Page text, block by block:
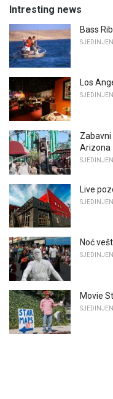
Intresting news
Bass
Los
Zabavni
Arizona
Live
Noć
Movie